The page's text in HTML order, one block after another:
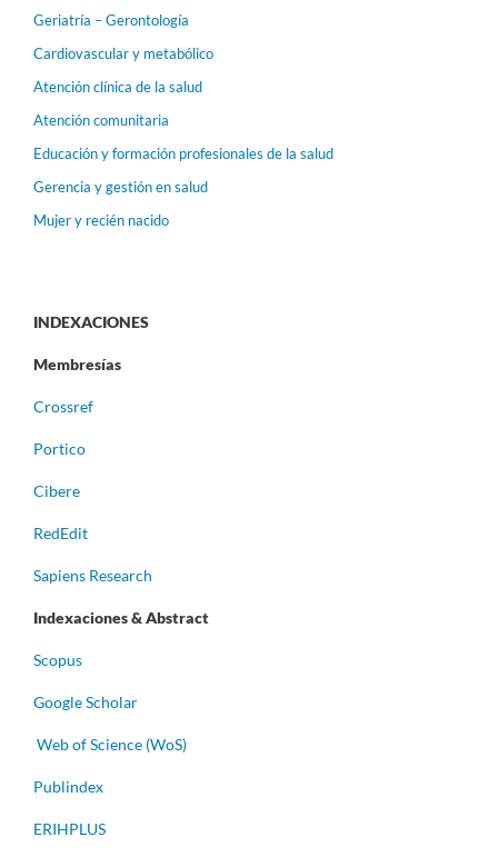
Geriatría – Gerontología
Cardiovascular y metabólico
Atención clínica de la salud
Atención comunitaria
Educación y formación profesionales de la salud
Gerencia y gestión en salud
Mujer y recién nacido
INDEXACIONES
Membresías
Crossref
Portico
Cibere
RedEdit
Sapiens Research
Indexaciones & Abstract
Scopus
Google Scholar
Web of Science (WoS)
Publindex
ERIHPLUS